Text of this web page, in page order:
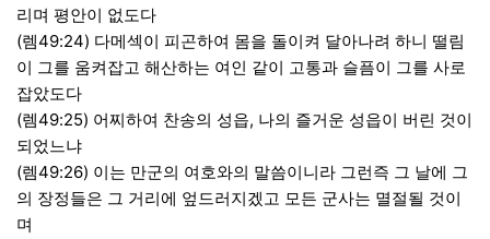
리며 평안이 없도다
(렘49:24) 다메섹이 피곤하여 몸을 돌이켜 달아나려 하니 떨림
이 그를 움켜잡고 해산하는 여인 같이 고통과 슬픔이 그를 사로
잡았도다
(렘49:25) 어찌하여 찬송의 성읍, 나의 즐거운 성읍이 버린 것이
되었느냐
(렘49:26) 이는 만군의 여호와의 말씀이니라 그런즉 그 날에 그
의 장정들은 그 거리에 엎드러지겠고 모든 군사는 멸절될 것이
며